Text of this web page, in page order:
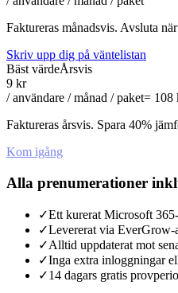
Faktureras månadsvis. Avsluta
Skriv upp dig på väntelistan
Bäst värdeÅrsvis
9 kr
/ användare / månad / paket= 108
Faktureras årsvis. Spara 40%
Kom igång
Alla prenumerationer
✓Ett kurerat Microsoft
✓Levererat via
✓Alltid uppdaterat mot
✓Inga extra inloggningar
✓14 dagars gratis